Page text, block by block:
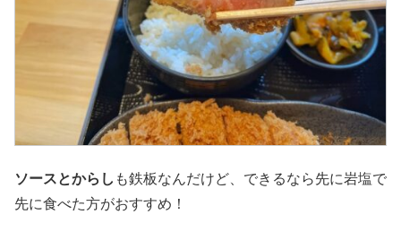
ソースとからし も鉄板なんだけど、できるなら先に岩塩で
先に食べた方がおすすめ！